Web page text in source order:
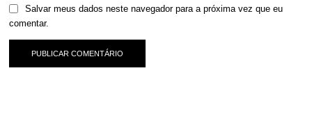
Salvar meus dados neste navegador para a próxima vez que eu
comentar.